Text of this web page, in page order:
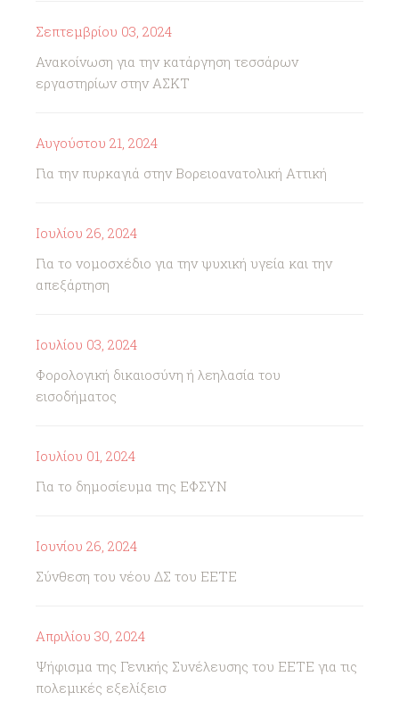
Σεπτεμβρίου 03, 2024
Ανακοίνωση για την κατάργηση τεσσάρων
εργαστηρίων στην ΑΣΚΤ
Αυγούστου 21, 2024
Για την πυρκαγιά στην Βορειοανατολική Αττική
Ιουλίου 26, 2024
Για το νομοσχέδιο για την ψυχική υγεία και την
απεξάρτηση
Ιουλίου 03, 2024
Φορολογική δικαιοσύνη ή λεηλασία του
εισοδήματος
Ιουλίου 01, 2024
Για το δημοσίευμα της ΕΦΣΥΝ
Ιουνίου 26, 2024
Σύνθεση του νέου ΔΣ του ΕΕΤΕ
Απριλίου 30, 2024
Ψήφισμα της Γενικής Συνέλευσης του ΕΕΤΕ για τις
πολεμικές εξελίξεισ